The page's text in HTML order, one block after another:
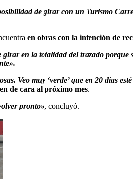
de girar con un Turismo
en obras con la intención de
girar en la totalidad del trazado porque
Veo muy ‘verde’ que en 20 días
de cara al próximo mes.
pronto», concluyó.